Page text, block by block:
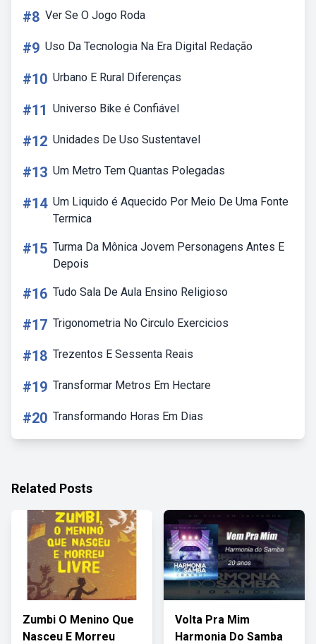
#8 Ver Se O Jogo Roda
#9 Uso Da Tecnologia Na Era Digital Redação
#10 Urbano E Rural Diferenças
#11 Universo Bike é Confiável
#12 Unidades De Uso Sustentavel
#13 Um Metro Tem Quantas Polegadas
#14 Um Liquido é Aquecido Por Meio De Uma Fonte
Termica
#15 Turma Da Mônica Jovem Personagens Antes E
Depois
#16 Tudo Sala De Aula Ensino Religioso
#17 Trigonometria No Circulo Exercicios
#18 Trezentos E Sessenta Reais
#19 Transformar Metros Em Hectare
#20 Transformando Horas Em Dias
Related Posts
Zumbi O Menino Que
Nasceu E Morreu
Volta Pra Mim
Harmonia Do Samba